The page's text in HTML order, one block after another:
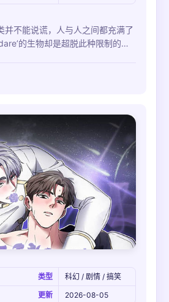
并不能说谎，人与人之间都充满了
的生物却是超脱此种限制的存
率逮了个正着。真率向世继提了
类型
科幻 / 剧情 / 搞笑
更新 2026-08-05